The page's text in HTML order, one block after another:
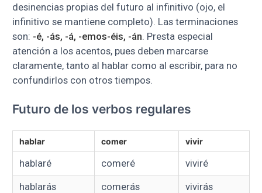
desinencias propias del futuro al infinitivo (ojo, el
infinitivo se mantiene completo). Las terminaciones
son: -é, -ás, -á, -emos-éis, -án. Presta especial
atención a los acentos, pues deben marcarse
claramente, tanto al hablar como al escribir, para no
confundirlos con otros tiempos.
Futuro de los verbos regulares
hablar comer vivir
hablaré comeré
viviré
hablarás
comerás
vivirás